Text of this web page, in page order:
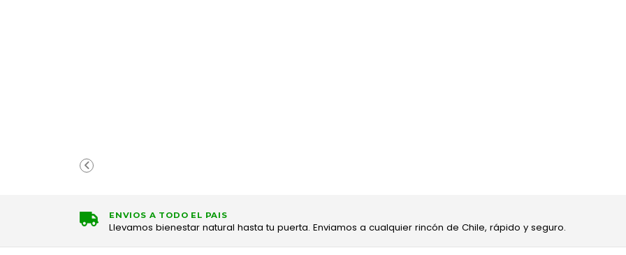
ENVIOS A TODO EL PAIS
Llevamos bienestar natural hasta tu puerta. Enviamos a cualquier rincón de Chile, rápido y seguro.